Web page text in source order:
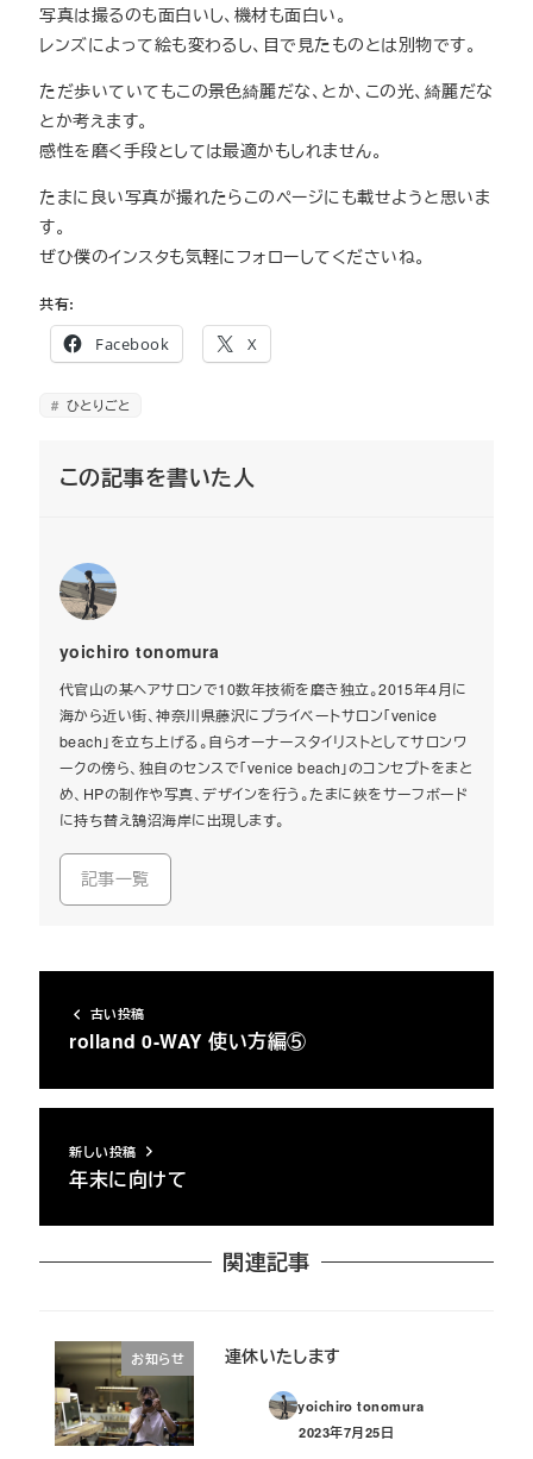
写真は撮るのも面白いし、機材も面白い。
レンズによって絵も変わるし、目で見たものとは別物です。
ただ歩いていてもこの景色綺麗だな、とか、この光、綺麗だな
とか考えます。
感性を磨く手段としては最適かもしれません。
たまに良い写真が撮れたらこのページにも載せようと思いま
す。
ぜひ僕のインスタも気軽にフォローしてくださいね。
共有:
Facebook
X
ひとりごと
この記事を書いた人
yoichiro tonomura
代官山の某ヘアサロンで10数年技術を磨き独立。2015年4月に
海から近い街、神奈川県藤沢にプライベートサロン「venice
beach」を立ち上げる。自らオーナースタイリストとしてサロンワ
ークの傍ら、独自のセンスで「venice beach」のコンセプトをまと
め、HPの制作や写真、デザインを行う。たまに鋏をサーフボード
に持ち替え鵠沼海岸に出現します。
記事一覧
古い投稿
rolland 0-WAY 使い方編⑤
新しい投稿
年末に向けて
関連記事
お知らせ 連休いたします
yoichiro tonomura
投稿日
2023年7月25日